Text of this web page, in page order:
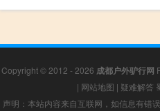
Copyright © 2012 - 2026 成都户外驴行网
| 网站地图 | 疑难解答
声明：本站内容来自互联网，如信息有错